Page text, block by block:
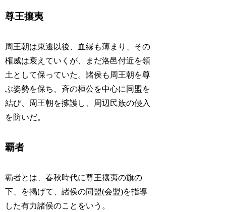
尊王攘夷
周王朝は東遷以後、血縁も薄まり、その
権威は衰えていくが、まだ洛邑付近を領
土として保っていた。諸侯も周王朝を尊
ぶ姿勢を保ち、斉の桓公を中心に同盟を
結び、周王朝を擁護し、周辺民族の侵入
を防いだ。
覇者
覇者とは、春秋時代に尊王攘夷の旗の
下、を掲げて、諸侯の同盟(会盟)を指導
した有力諸侯のことをいう。